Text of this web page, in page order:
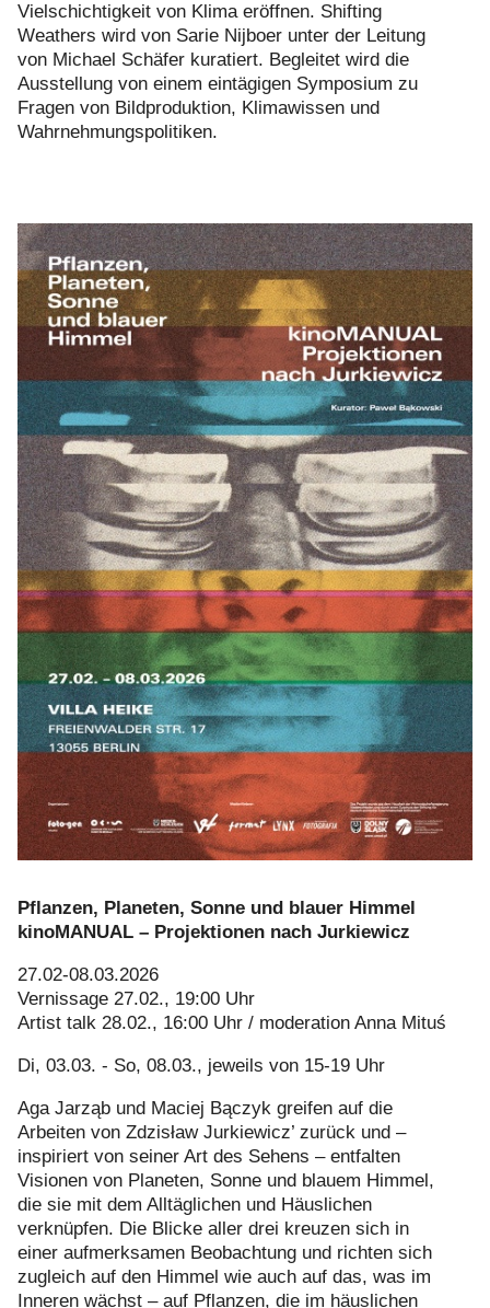
Vielschichtigkeit von Klima eröffnen. Shifting
Weathers wird von Sarie Nijboer unter der Leitung
von Michael Schäfer kuratiert. Begleitet wird die
Ausstellung von einem eintägigen Symposium zu
Fragen von Bildproduktion, Klimawissen und
Wahrnehmungspolitiken.
Pflanzen, Planeten, Sonne und blauer Himmel
kinoMANUAL – Projektionen nach Jurkiewicz
27.02-08.03.2026
Vernissage 27.02., 19:00 Uhr
Artist talk 28.02., 16:00 Uhr / moderation Anna Mituś
Di, 03.03. - So, 08.03., jeweils von 15-19 Uhr
Aga Jarząb und Maciej Bączyk greifen auf die
Arbeiten von Zdzisław Jurkiewicz’ zurück und –
inspiriert von seiner Art des Sehens – entfalten
Visionen von Planeten, Sonne und blauem Himmel,
die sie mit dem Alltäglichen und Häuslichen
verknüpfen. Die Blicke aller drei kreuzen sich in
einer aufmerksamen Beobachtung und richten sich
zugleich auf den Himmel wie auch auf das, was im
Inneren wächst – auf Pflanzen, die im häuslichen